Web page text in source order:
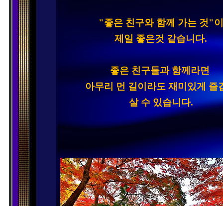
"좋은 친구와 함께 가는 것"이
제일 좋은것 같습니다.
좋은 친구들과 함께라면
아무리 먼 길이라도 재미있게 즐
살 수 있습니다.